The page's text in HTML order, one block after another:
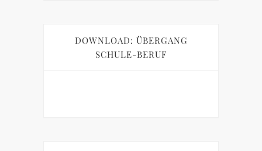
DOWNLOAD: ÜBERGANG
SCHULE-BERUF